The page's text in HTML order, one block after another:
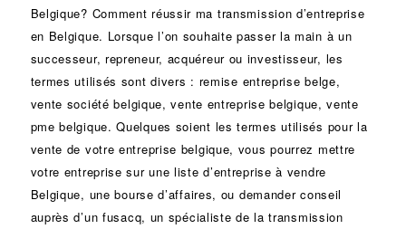
Belgique? Comment réussir ma transmission d’entreprise
en Belgique. Lorsque l’on souhaite passer la main à un
successeur, repreneur, acquéreur ou investisseur, les
termes utilisés sont divers : remise entreprise belge,
vente société belgique, vente entreprise belgique, vente
pme belgique. Quelques soient les termes utilisés pour la
vente de votre entreprise belgique, vous pourrez mettre
votre entreprise sur une liste d’entreprise à vendre
Belgique, unebourse d’affaires, ou demander conseil
auprès d’un fusacq, un spécialiste de latransmission